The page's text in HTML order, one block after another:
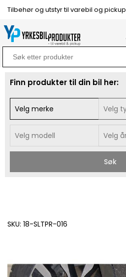
Tilbehør og utstyr til varebil og pickup
Search
for:
Finn produkter til din bil her:
Søk
SKU: 18-SLTPR-016